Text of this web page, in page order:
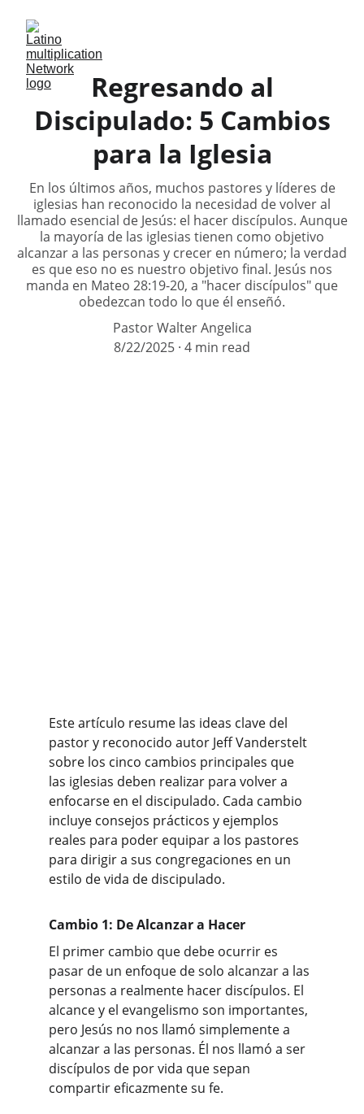
Regresando al
Discipulado: 5 Cambios
para la Iglesia
En los últimos años, muchos pastores y líderes de
iglesias han reconocido la necesidad de volver al
llamado esencial de Jesús: el hacer discípulos. Aunque
la mayoría de las iglesias tienen como objetivo
alcanzar a las personas y crecer en número; la verdad
es que eso no es nuestro objetivo final. Jesús nos
manda en Mateo 28:19-20, a "hacer discípulos" que
obedezcan todo lo que él enseñó.
Pastor Walter Angelica
8/22/2025 4 min read
Este artículo resume las ideas clave del
pastor y reconocido autor Jeff Vanderstelt
sobre los cinco cambios principales que
las iglesias deben realizar para volver a
enfocarse en el discipulado. Cada cambio
incluye consejos prácticos y ejemplos
reales para poder equipar a los pastores
para dirigir a sus congregaciones en un
estilo de vida de discipulado.
Cambio 1: De Alcanzar a Hacer
El primer cambio que debe ocurrir es
pasar de un enfoque de solo alcanzar a las
personas a realmente hacer discípulos. El
alcance y el evangelismo son importantes,
pero Jesús no nos llamó simplemente a
alcanzar a las personas. Él nos llamó a ser
discípulos de por vida que sepan
compartir eficazmente su fe.